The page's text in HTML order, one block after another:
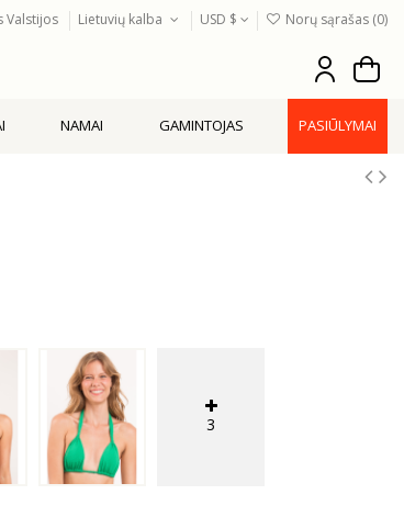
Valstijos Lietuvių kalba USD $ Norų sąrašas (0)
NAMAI GAMINTOJAS PASIŪLYMAI
3